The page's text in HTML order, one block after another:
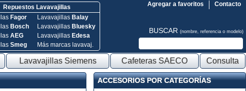
Repuestos Lavavajillas
Fagor
Bosch
AEG
Smeg
Lavavajillas Balay
Lavavajillas Bluesky
Lavavajillas Edesa
Más marcas lavavaj.
Contacto
Agregar a favoritos
BUSCAR (nombre, referencia o modelo)
Lavavajillas Siemens Cafeteras SAECO Consulta
ACCESORIOS POR CATEGORÍAS